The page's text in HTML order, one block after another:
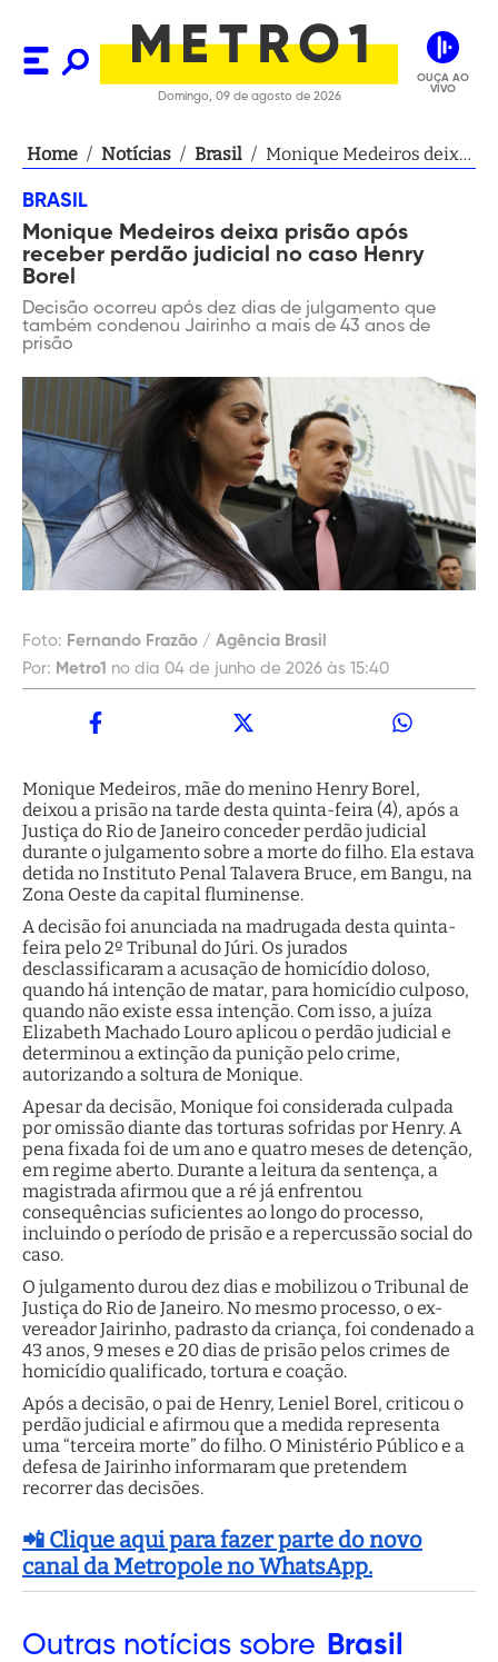
Domingo, 09 de agosto de 2026
OUÇA AO
VIVO
Home / Notícias / Brasil / Monique Medeiros deixa
Henry Borel
BRASIL
Monique Medeiros deixa prisão após
receber perdão judicial no caso Henry
Borel
Decisão ocorreu após dez dias de julgamento que
também condenou Jairinho a mais de 43 anos de
prisão
Foto: Fernando Frazão / Agência Brasil
Por: Metro1 no dia 04 de junho de 2026 às 15:40
Monique Medeiros, mãe do menino Henry Borel,
deixou a prisão na tarde desta quinta-feira (4), após a
Justiça do Rio de Janeiro conceder perdão judicial
durante o julgamento sobre a morte do filho. Ela estava
detida no Instituto Penal Talavera Bruce, em Bangu, na
Zona Oeste da capital fluminense.
A decisão foi anunciada na madrugada desta quinta-
feira pelo 2º Tribunal do Júri. Os jurados
desclassificaram a acusação de homicídio doloso,
quando há intenção de matar, para homicídio culposo,
quando não existe essa intenção. Com isso, a juíza
Elizabeth Machado Louro aplicou o perdão judicial e
determinou a extinção da punição pelo crime,
autorizando a soltura de Monique.
Apesar da decisão, Monique foi considerada culpada
por omissão diante das torturas sofridas por Henry. A
pena fixada foi de um ano e quatro meses de detenção,
em regime aberto. Durante a leitura da sentença, a
magistrada afirmou que a ré já enfrentou
consequências suficientes ao longo do processo,
incluindo o período de prisão e a repercussão social do
caso.
O julgamento durou dez dias e mobilizou o Tribunal de
Justiça do Rio de Janeiro. No mesmo processo, o ex-
vereador Jairinho, padrasto da criança, foi condenado a
43 anos, 9 meses e 20 dias de prisão pelos crimes de
homicídio qualificado, tortura e coação.
Após a decisão, o pai de Henry, Leniel Borel, criticou o
perdão judicial e afirmou que a medida representa
uma “terceira morte” do filho. O Ministério Público e a
defesa de Jairinho informaram que pretendem
recorrer das decisões.
📲 Clique aqui para fazer parte do novo
canal da Metropole no WhatsApp.
Outras notícias sobre Brasil